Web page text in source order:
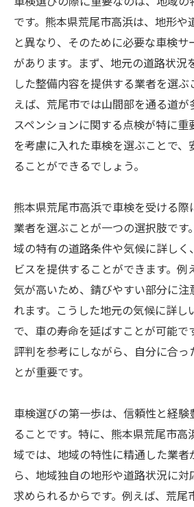
です。熊本県荒尾市高浜は、地形や
と異なり、そのために必要な車検
があります。まず、地元の道路状況
した整備内容を提供する業者を選ぶ
えば、荒尾市では山間部を通る道
スペンションに関する点検が特に重
を考慮に入れた車検を選ぶことで、
ることができるでしょう。
熊本県荒尾市高浜で車検を受ける際
業者を選ぶことが一つの選択肢です
域の特有の道路条件や気候に詳しく
ビスを提供することができます。例
気が高いため、錆びやすい部分に注
れます。こうした地元の気候に詳し
で、車の寿命を延ばすことが可能で
評判を参考にしながら、自分に合っ
とが重要です。
車検選びの第一歩は、信頼性と経
ることです。特に、熊本県荒尾市高
域では、地域の特性に精通した業者
ら、地域独自の地形や道路状況に
求められるからです。例えば、荒尾